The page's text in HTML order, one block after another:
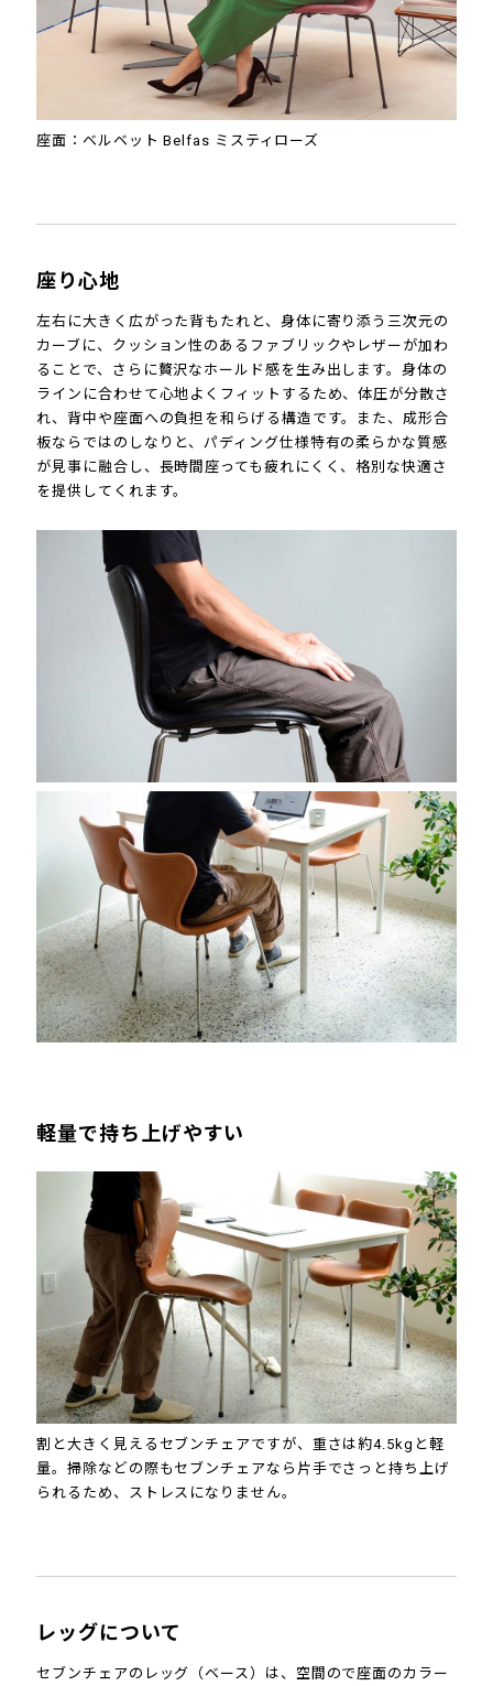
座面：ベルベット Belfas ミスティローズ
座り心地
左右に大きく広がった背もたれと、身体に寄り添う三次元の
カーブに、クッション性のあるファブリックやレザーが加わ
ることで、さらに贅沢なホールド感を生み出します。身体の
ラインに合わせて心地よくフィットするため、体圧が分散さ
れ、背中や座面への負担を和らげる構造です。また、成形合
板ならではのしなりと、パディング仕様特有の柔らかな質感
が見事に融合し、長時間座っても疲れにくく、格別な快適さ
を提供してくれます。
軽量で持ち上げやすい
割と大きく見えるセブンチェアですが、重さは約4.5kgと軽
量。掃除などの際もセブンチェアなら片手でさっと持ち上げ
られるため、ストレスになりません。
レッグについて
セブンチェアのレッグ（ベース）は、空間ので座面のカラー